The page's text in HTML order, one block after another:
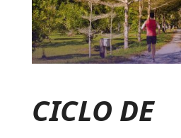
CICLO DE